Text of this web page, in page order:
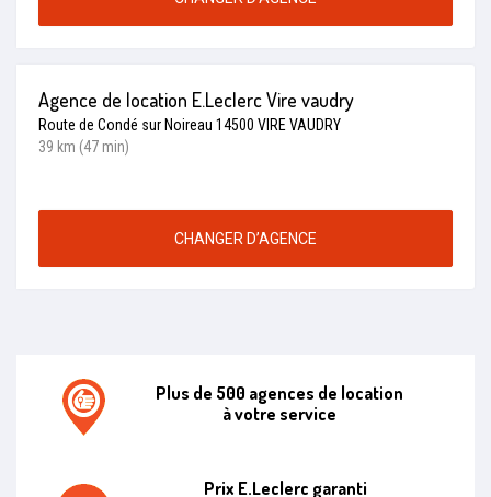
Agence de location E.Leclerc Vire vaudry
Route de Condé sur Noireau 14500 VIRE VAUDRY
39 km (47 min)
CHANGER D’AGENCE
Plus de 500 agences de location
à votre service
Prix E.Leclerc garanti